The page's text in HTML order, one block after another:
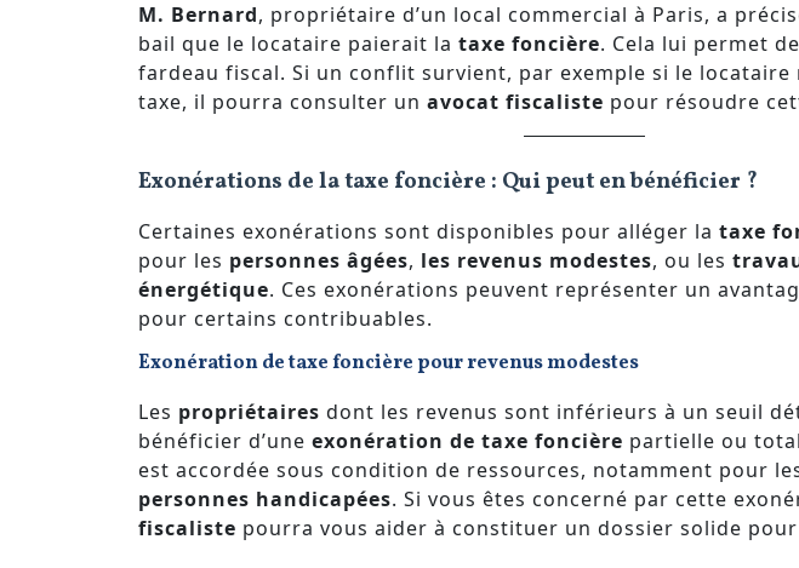
M. Bernard, propriétaire d’un local commercial à Paris, a
bail que le locataire paierait la taxe foncière. Cela lui permet
fardeau fiscal. Si un conflit survient, par exemple si le locataire
taxe, il pourra consulter un avocat fiscaliste pour résoudre
Exonérations de la taxe foncière : Qui peut en bénéficier ?
Certaines exonérations sont disponibles pour alléger la taxe
pour les personnes âgées, les revenus modestes, ou les
énergétique. Ces exonérations peuvent représenter un
pour certains contribuables.
Exonération de taxe foncière pour revenus modestes
Les propriétaires dont les revenus sont inférieurs à un seuil
bénéficier d’une exonération de taxe foncière partielle ou
est accordée sous condition de ressources, notamment pour
personnes handicapées. Si vous êtes concerné par cette
fiscaliste pourra vous aider à constituer un dossier solide